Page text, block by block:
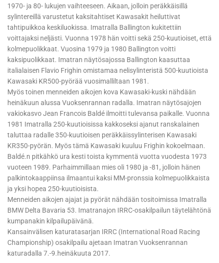
1970- ja 80- lukujen vaihteeseen. Aikaan, jolloin peräkkäisillä
sylintereillä varustetut kaksitahtiset Kawasakit heiluttivat
tahtipuikkoa keskiluokissa. Imatralla Ballington kukitettiin
voittajaksi neljästi. Vuonna 1978 hän voitti sekä 250-kuutioiset, että
kolmepuolikkaat. Vuosina 1979 ja 1980 Ballington voitti
kaksipuolikkaat. Imatran näytösajossa Ballington kaasuttaa
italialaisen Flavio Frighin omistamaa nelisylinteristä 500-kuutioista
Kawasaki KR500-pyörää vuosimalliltaan 1981.
Myös toinen menneiden aikojen kova Kawasaki-kuski nähdään
heinäkuun alussa Vuoksenrannan radalla. Imatran näytösajojen
vakiokasvo Jean Francois Baldé ilmoitti tulevansa paikalle. Vuonna
1981 Imatralla 250-kuutioisissa kakkoseksi ajanut ranskalainen
taluttaa radalle 350-kuutioisen peräkkäissylinterisen Kawasaki
KR350-pyörän. Myös tämä Kawasaki kuuluu Frighin kokoelmaan.
Baldé.n pitkähkö ura kesti toista kymmentä vuotta vuodesta 1973
vuoteen 1989. Parhaimmillaan mies oli 1980 ja -81, jolloin hänen
palkintokaappiinsa ilmaantui kaksi MM-pronssia kolmepuolikkaista
ja yksi hopea 250-kuutioisista.
Menneiden aikojen ajajat ja pyörät nähdään tositoimissa Imatralla
BMW Delta Bavaria 53. Imatranajon IRRC-osakilpailun täytelähtönä
kumpanakin kilpailupäivänä.
Kansainvälisen katuratasarjan IRRC (International Road Racing
Championship) osakilpailu ajetaan Imatran Vuoksenrannan
katuradalla 7.-9.heinäkuuta 2017.